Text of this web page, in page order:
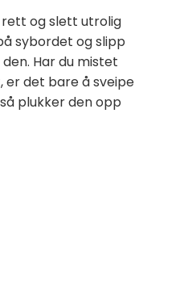
og slett utrolig
sybordet og slipp
Har du mistet
er det bare å sveipe
plukker den opp